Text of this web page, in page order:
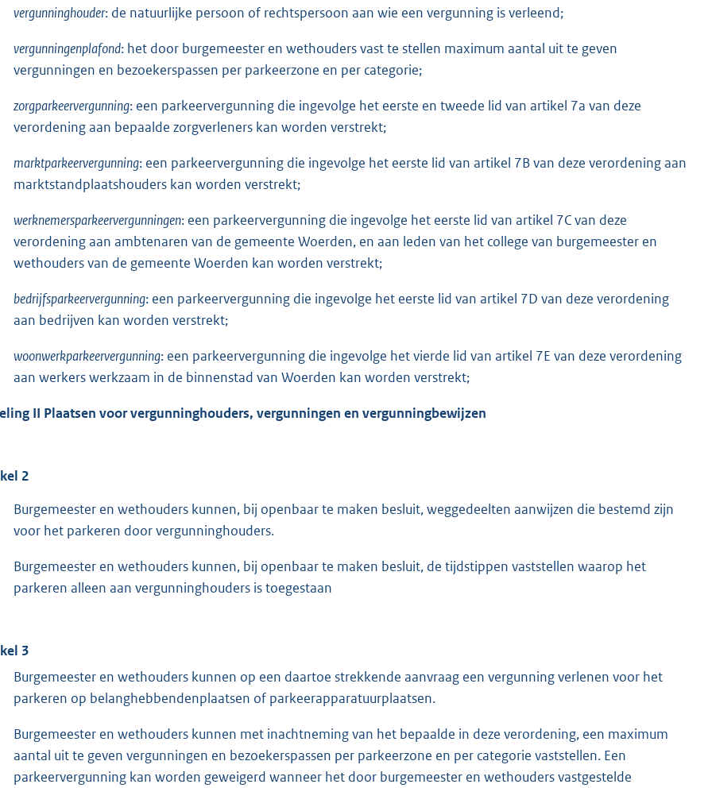
vergunninghouder: de natuurlijke persoon of rechtspersoon aan wie een vergunning is verleend;
vergunningenplafond: het door burgemeester en wethouders vast te stellen maximum aantal uit te geven
vergunningen en bezoekerspassen per parkeerzone en per categorie;
zorgparkeervergunning: een parkeervergunning die ingevolge het eerste en tweede lid van artikel 7a van deze
verordening aan bepaalde zorgverleners kan worden verstrekt;
marktparkeervergunning: een parkeervergunning die ingevolge het eerste lid van artikel 7B van deze verordening aan
marktstandplaatshouders kan worden verstrekt;
werknemersparkeervergunningen: een parkeervergunning die ingevolge het eerste lid van artikel 7C van deze
verordening aan ambtenaren van de gemeente Woerden, en aan leden van het college van burgemeester en
wethouders van de gemeente Woerden kan worden verstrekt;
bedrijfsparkeervergunning: een parkeervergunning die ingevolge het eerste lid van artikel 7D van deze verordening
aan bedrijven kan worden verstrekt;
woonwerkparkeervergunning: een parkeervergunning die ingevolge het vierde lid van artikel 7E van deze verordening
aan werkers werkzaam in de binnenstad van Woerden kan worden verstrekt;
II Plaatsen voor vergunninghouders, vergunningen en vergunningbewijzen
2
Burgemeester en wethouders kunnen, bij openbaar te maken besluit, weggedeelten aanwijzen die bestemd zijn
voor het parkeren door vergunninghouders.
Burgemeester en wethouders kunnen, bij openbaar te maken besluit, de tijdstippen vaststellen waarop het
parkeren alleen aan vergunninghouders is toegestaan
3
Burgemeester en wethouders kunnen op een daartoe strekkende aanvraag een vergunning verlenen voor het
parkeren op belanghebbendenplaatsen of parkeerapparatuurplaatsen.
Burgemeester en wethouders kunnen met inachtneming van het bepaalde in deze verordening, een maximum
aantal uit te geven vergunningen en bezoekerspassen per parkeerzone en per categorie vaststellen. Een
parkeervergunning kan worden geweigerd wanneer het door burgemeester en wethouders vastgestelde